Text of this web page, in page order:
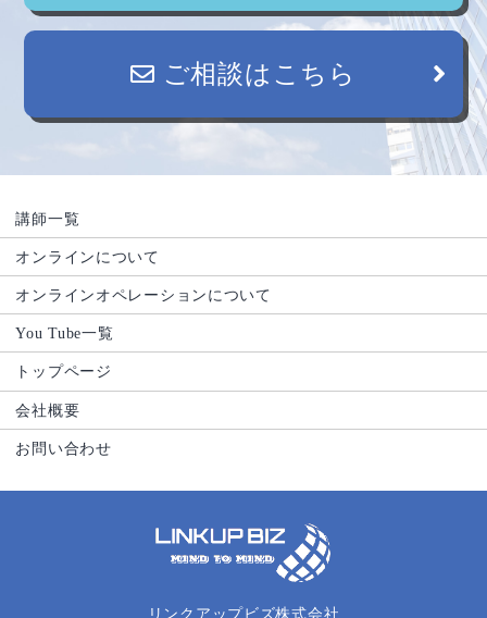
ご相談はこちら
講師一覧
オンラインについて
オンラインオペレーションについて
You Tube一覧
トップページ
会社概要
お問い合わせ
リンクアップビズ株式会社